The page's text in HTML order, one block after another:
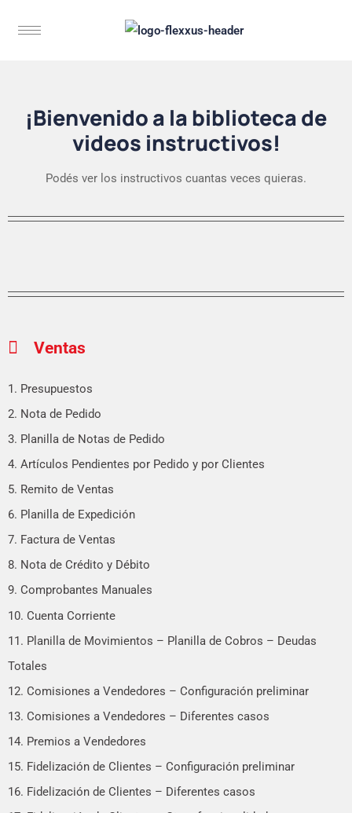
¡Bienvenido a la biblioteca de
videos instructivos!
Podés ver los instructivos cuantas veces quieras.
Ventas
1. Presupuestos
2. Nota de Pedido
3. Planilla de Notas de Pedido
4. Artículos Pendientes por Pedido y por Clientes
5. Remito de Ventas
6. Planilla de Expedición
7. Factura de Ventas
8. Nota de Crédito y Débito
9. Comprobantes Manuales
10. Cuenta Corriente
11. Planilla de Movimientos – Planilla de Cobros – Deudas
Totales
12. Comisiones a Vendedores – Configuración preliminar
13. Comisiones a Vendedores – Diferentes casos
14. Premios a Vendedores
15. Fidelización de Clientes – Configuración preliminar
16. Fidelización de Clientes – Diferentes casos